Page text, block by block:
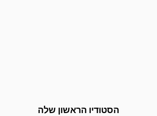
הסטודיו הראשון שלה